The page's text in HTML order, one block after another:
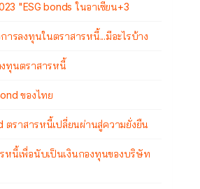
"ESG bonds ในอาเซียน+3
ารลงทุนในตราสารหนี้...มีอะไรบ้าง
ทุนตราสารหนี้
ของไทย
ตราสารหนี้เปลี่ยนผ่านสู่ความยั่งยืน
หนี้เพื่อนับเป็นเงินกองทุนของบริษัท